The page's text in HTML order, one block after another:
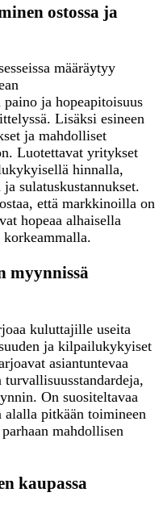
ostossa ja
määräytyy
ja hopeapitoisuus
Lisäksi esineen
ja mahdolliset
Luotettavat yritykset
hinnalla,
sulatuskustannukset.
että markkinoilla on
hopeaa alhaisella
myynnissä
kuluttajille useita
ja kilpailukykyiset
asiantuntevaa
On suositeltavaa
alalla pitkään toimineen
mahdollisen
kaupassa